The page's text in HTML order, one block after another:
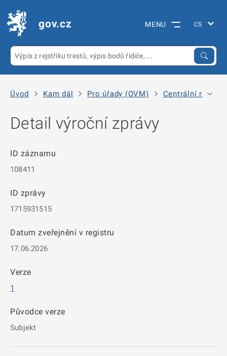
gov.cz MENU
Úvod Kam dál Pro úřady (OVM) Centrální registr
Detail výroční zprávy
ID záznamu
108411
ID zprávy
1715931515
Datum zveřejnění v registru
17.06.2026
Verze
1
Původce verze
Subjekt